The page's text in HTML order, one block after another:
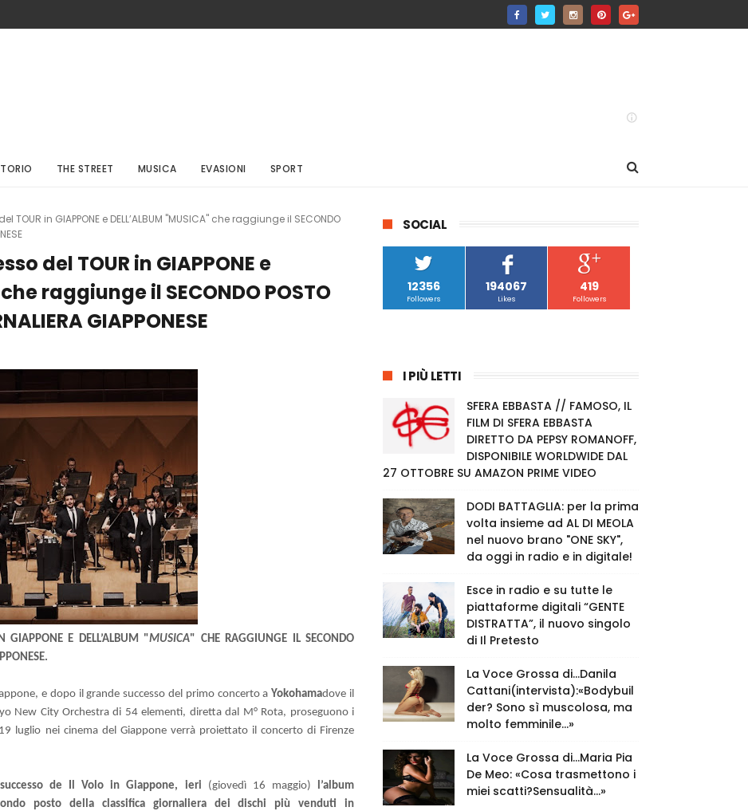
THE STREET MUSICA EVASIONI SPORT
TOUR in GIAPPONE e DELL’ALBUM "MUSICA" che raggiunge il SECONDO
del TOUR in GIAPPONE e
che raggiunge il SECONDO POSTO
GIAPPONESE
GIAPPONE E DELL’ALBUM "MUSICA" CHE RAGGIUNGE IL SECONDO
e dopo il grande successo del primo concerto a Yokohamadove il
New City Orchestra di 54 elementi, diretta dal M° Rota, proseguono i
luglio nei cinema del Giappone verrà proiettato il concerto di Firenze
de Il Volo in Giappone, ieri (giovedì 16 maggio) l’album
posto della classifica giornaliera dei dischi più venduti in
SOCIAL
12356
Followers
194067
Likes
419
Followers
I PIÙ LETTI
SFERA EBBASTA // FAMOSO, IL
FILM DI SFERA EBBASTA
DIRETTO DA PEPSY ROMANOFF,
DISPONIBILE WORLDWIDE DAL
27 OTTOBRE SU AMAZON PRIME VIDEO
DODI BATTAGLIA: per la prima
volta insieme ad AL DI MEOLA
nel nuovo brano "ONE SKY",
da oggi in radio e in digitale!
Esce in radio e su tutte le
piattaforme digitali “GENTE
DISTRATTA”, il nuovo singolo
di Il Pretesto
La Voce Grossa di…Danila
Cattani(intervista):«Bodybuil
der? Sono sì muscolosa, ma
molto femminile…»
La Voce Grossa di…Maria Pia
De Meo: «Cosa trasmettono i
miei scatti?Sensualità…»